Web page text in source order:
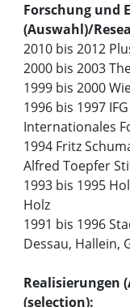
Forschung und
(Auswahl)/
2010 bis 2012
2000 bis 2003
1999 bis 2000
1996 bis 1997
Internationales
1994 Fritz
Alfred Toepfer
1993 bis 1995
Holz
1991 bis 1996
Dessau, Hallein,
Realisierungen
(selection):